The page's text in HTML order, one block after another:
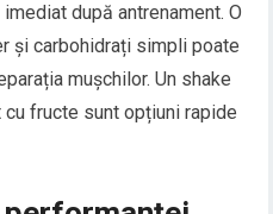
după antrenament. O
și carbohidrați simpli poate
mușchilor. Un shake
cu fructe sunt opțiuni rapide